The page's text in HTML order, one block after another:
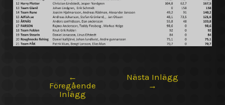
Inläggsnavigering
←
Föregående
Inlägg
Nästa Inlägg
→